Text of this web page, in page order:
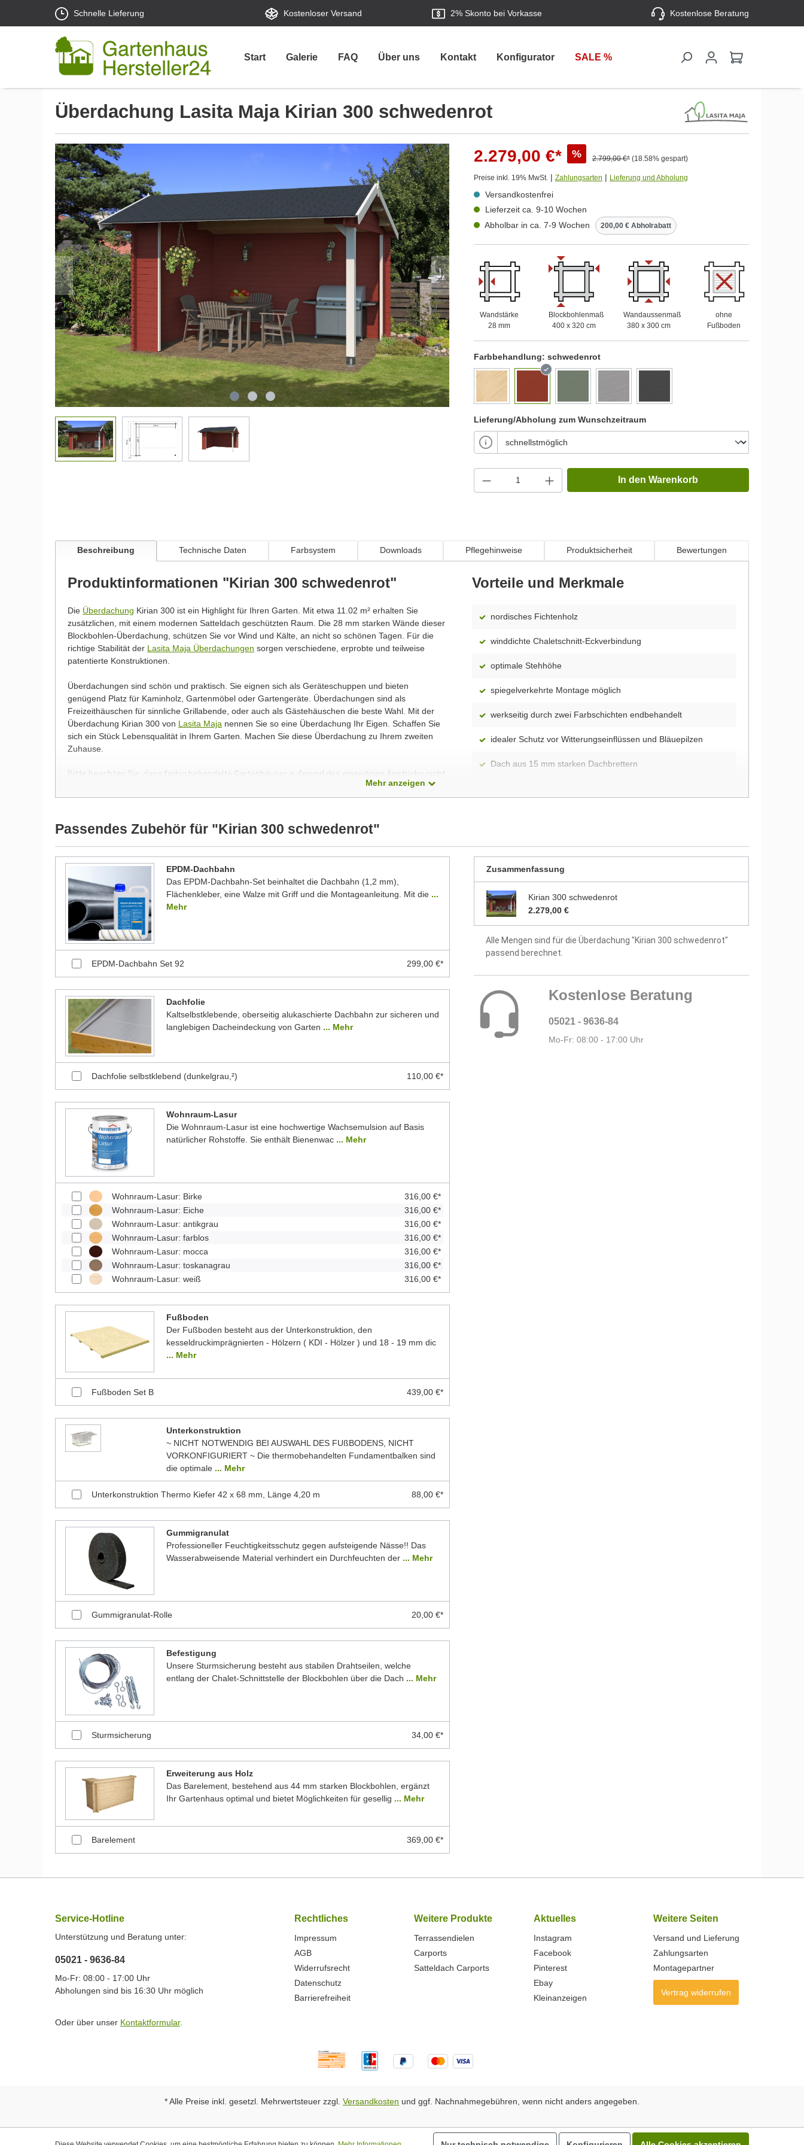
Schnelle Lieferung Kostenloser Versand 2% Skonto bei Vorkasse Kostenlose Beratung
Start Galerie FAQ Über uns Kontakt Konfigurator SALE %
Überdachung Lasita Maja Kirian 300 schwedenrot
2.279,00 €* % 2.799,00 €* (18.58% gespart)
Preise inkl. 19% MwSt. | Zahlungsarten | Lieferung und Abholung
Versandkostenfrei
Lieferzeit ca. 9-10 Wochen
Abholbar in ca. 7-9 Wochen
200,00 € Abholrabatt
Wandstärke
28 mm
Blockbohlenmaß
400 x 320 cm
Wandaussenmaß
380 x 300 cm
ohne
Fußboden
Farbbehandlung: schwedenrot
Lieferung/Abholung zum Wunschzeitraum
In den Warenkorb
Beschreibung Technische Daten Farbsystem Downloads Pflegehinweise Produktsicherheit Bewertungen
Produktinformationen "Kirian 300 schwedenrot"
Die Überdachung Kirian 300 ist ein Highlight für Ihren Garten. Mit etwa 11.02 m² erhalten Sie
zusätzlichen, mit einem modernen Satteldach geschützten Raum. Die 28 mm starken Wände dieser
Blockbohlen-Überdachung, schützen Sie vor Wind und Kälte, an nicht so schönen Tagen. Für die
richtige Stabilität der Lasita Maja Überdachungen sorgen verschiedene, erprobte und teilweise
patentierte Konstruktionen.
Überdachungen sind schön und praktisch. Sie eignen sich als Geräteschuppen und bieten
genügend Platz für Kaminholz, Gartenmöbel oder Gartengeräte. Überdachungen sind als
Freizeithäuschen für sinnliche Grillabende, oder auch als Gästehäuschen die beste Wahl. Mit der
Überdachung Kirian 300 von Lasita Maja nennen Sie so eine Überdachung Ihr Eigen. Schaffen Sie
sich ein Stück Lebensqualität in Ihrem Garten. Machen Sie diese Überdachung zu Ihrem zweiten
Zuhause.
Bitte beachten Sie, dass farbig behandelte Gartenhäuser aufgrund des einseitigen Anstrichs nicht
werden und dadurch kleine Details von dem dargestellten Foto abweichen können. Besonders die
Bilder unserer Kunden stellen teilweise modifizierte Modelle dar. Alle Maße sind Circa-Angaben.
Vorteile und Merkmale
nordisches Fichtenholz
winddichte Chaletschnitt-Eckverbindung
optimale Stehhöhe
spiegelverkehrte Montage möglich
werkseitig durch zwei Farbschichten endbehandelt
idealer Schutz vor Witterungseinflüssen und Bläuepilzen
Dach aus 15 mm starken Dachbrettern
enthalten
Mehr anzeigen
Passendes Zubehör für "Kirian 300 schwedenrot"
EPDM-Dachbahn
Das EPDM-Dachbahn-Set beinhaltet die Dachbahn (1,2 mm),
Flächenkleber, eine Walze mit Griff und die Montageanleitung. Mit die ...
Mehr
EPDM-Dachbahn Set 92 299,00 €*
Dachfolie
Kaltselbstklebende, oberseitig alukaschierte Dachbahn zur sicheren und
langlebigen Dacheindeckung von Garten ... Mehr
Dachfolie selbstklebend (dunkelgrau,²) 110,00 €*
Wohnraum-Lasur
Die Wohnraum-Lasur ist eine hochwertige Wachsemulsion auf Basis
natürlicher Rohstoffe. Sie enthält Bienenwac ... Mehr
Wohnraum-Lasur: Birke
316,00 €*
Wohnraum-Lasur: Eiche
316,00 €*
Wohnraum-Lasur: antikgrau
316,00 €*
Wohnraum-Lasur: farblos
316,00 €*
Wohnraum-Lasur: mocca
316,00 €*
Wohnraum-Lasur: toskanagrau
316,00 €*
Wohnraum-Lasur: weiß
316,00 €*
Fußboden
Der Fußboden besteht aus der Unterkonstruktion, den
kesseldruckimprägnierten - Hölzern ( KDI - Hölzer ) und 18 - 19 mm dic
... Mehr
Fußboden Set B 439,00 €*
Unterkonstruktion
~ NICHT NOTWENDIG BEI AUSWAHL DES FUßBODENS, NICHT
VORKONFIGURIERT ~ Die thermobehandelten Fundamentbalken sind
die optimale ... Mehr
Unterkonstruktion Thermo Kiefer 42 x 68 mm, Länge 4,20 m 88,00 €*
Gummigranulat
Professioneller Feuchtigkeitsschutz gegen aufsteigende Nässe!! Das
Wasserabweisende Material verhindert ein Durchfeuchten der ... Mehr
Gummigranulat-Rolle 20,00 €*
Befestigung
Unsere Sturmsicherung besteht aus stabilen Drahtseilen, welche
entlang der Chalet-Schnittstelle der Blockbohlen über die Dach ... Mehr
Sturmsicherung 34,00 €*
Erweiterung aus Holz
Das Barelement, bestehend aus 44 mm starken Blockbohlen, ergänzt
Ihr Gartenhaus optimal und bietet Möglichkeiten für gesellig ... Mehr
Barelement 369,00 €*
Zusammenfassung
Kirian 300 schwedenrot
2.279,00 €
Alle Mengen sind für die Überdachung "Kirian 300 schwedenrot"
passend berechnet.
Kostenlose Beratung
05021 - 9636-84
Mo-Fr: 08:00 - 17:00 Uhr
Service-Hotline
Unterstützung und Beratung unter:
05021 - 9636-84
Mo-Fr: 08:00 - 17:00 Uhr
Abholungen sind bis 16:30 Uhr möglich
Oder über unser Kontaktformular.
Rechtliches
Impressum
AGB
Widerrufsrecht
Datenschutz
Barrierefreiheit
Weitere Produkte
Terrassendielen
Carports
Satteldach Carports
Aktuelles
Instagram
Facebook
Pinterest
Ebay
Kleinanzeigen
Weitere Seiten
Versand und Lieferung
Zahlungsarten
Montagepartner
Vertrag widerrufen
* Alle Preise inkl. gesetzl. Mehrwertsteuer zzgl. Versandkosten und ggf. Nachnahmegebühren, wenn nicht anders angegeben.